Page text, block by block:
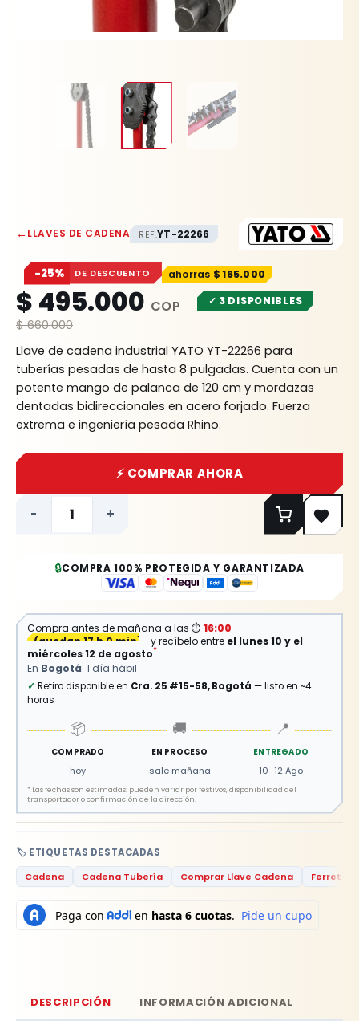
←LLAVES DE CADENA REF.YT-22266
−25% DE DESCUENTO $165.000
$660.000
$ 495.000 ✓ 3 DISPONIBLES
Llave de cadena industrial YATO YT-22266 para
tuberías pesadas de hasta 8 pulgadas. Cuenta con un
potente mango de palanca de 120 cm y mordazas
dentadas bidireccionales en acero forjado. Fuerza
extrema e ingeniería pesada Rhino.
- +
⚡ COMPRAR AHORA
🏷️ ETIQUETAS DESTACADAS
Cadena
Cadena Tubería Comprar Llave Cadena
🔒COMPRA 100% PROTEGIDA Y GARANTIZADA
Compra antes de mañana a las ⏱ 16:00
(quedan 17 h 0 min) y recíbelo entre el lunes 10 y el
miércoles 12 de agosto*
En Bogotá: 1 día hábil
✓ Retiro disponible en Cra. 25 #15-58, Bogotá — listo en ~4
horas
📦
COMPRADO
hoy
🚚
EN PROCESO
sale mañana
📍
ENTREGADO
10–12 Ago
* Las fechas son estimadas: pueden variar por festivos, disponibilidad del
transportador o confirmación de la dirección.
DESCRIPCIÓN INFORMACIÓN ADICIONAL